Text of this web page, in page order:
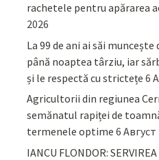
rachetele pentru apărarea
2026
La 99 de ani ai săi
până noaptea târziu, iar
și le respectă cu strictețe 6
Agricultorii din regiunea
semănatul rapiței de
termenele optime 6 Август
IANCU FLONDOR: